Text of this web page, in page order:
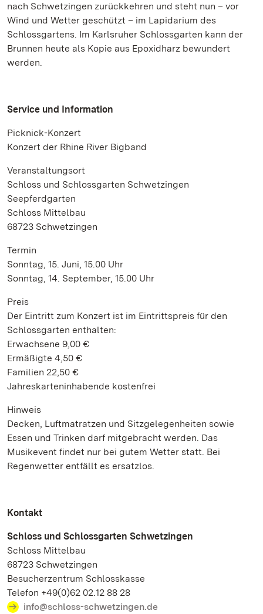
nach Schwetzingen zurückkehren und steht nun – vor
Wind und Wetter geschützt – im Lapidarium des
Schlossgartens. Im Karlsruher Schlossgarten kann der
Brunnen heute als Kopie aus Epoxidharz bewundert
werden.
Service und Information
Picknick-Konzert
Konzert der Rhine River Bigband
Veranstaltungsort
Schloss und Schlossgarten Schwetzingen
Seepferdgarten
Schloss Mittelbau
68723 Schwetzingen
Termin
Sonntag, 15. Juni, 15.00 Uhr
Sonntag, 14. September, 15.00 Uhr
Preis
Der Eintritt zum Konzert ist im Eintrittspreis für den
Schlossgarten enthalten:
Erwachsene 9,00 €
Ermäßigte 4,50 €
Familien 22,50 €
Jahreskarteninhabende kostenfrei
Hinweis
Decken, Luftmatratzen und Sitzgelegenheiten sowie
Essen und Trinken darf mitgebracht werden. Das
Musikevent findet nur bei gutem Wetter statt. Bei
Regenwetter entfällt es ersatzlos.
Kontakt
Schloss und Schlossgarten Schwetzingen
Schloss Mittelbau
68723 Schwetzingen
Besucherzentrum Schlosskasse
Telefon +49(0)62 02.12 88 28
info@schloss-schwetzingen.de